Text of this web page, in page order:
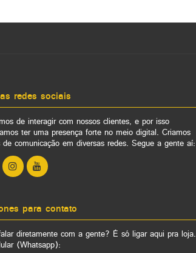
redes sociais
de interagir com nossos clientes, e por isso
ter uma presença forte no meio digital. Criamos
de comunicação em diversas redes. Segue a gente aí:
para contato
diretamente com a gente? É só ligar aqui pra loja.
(Whatsapp):